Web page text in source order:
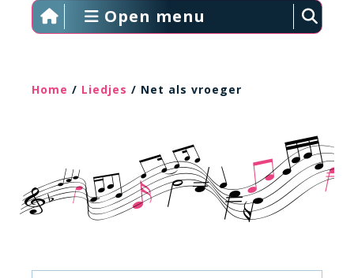
Open menu
Home / Liedjes / Net als vroeger